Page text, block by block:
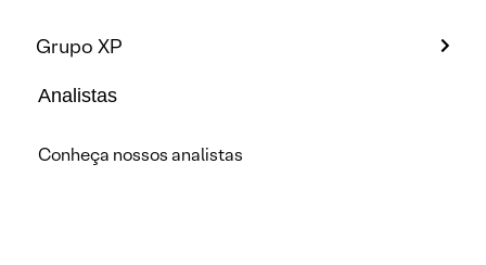
Grupo XP
Analistas
Conheça nossos analistas